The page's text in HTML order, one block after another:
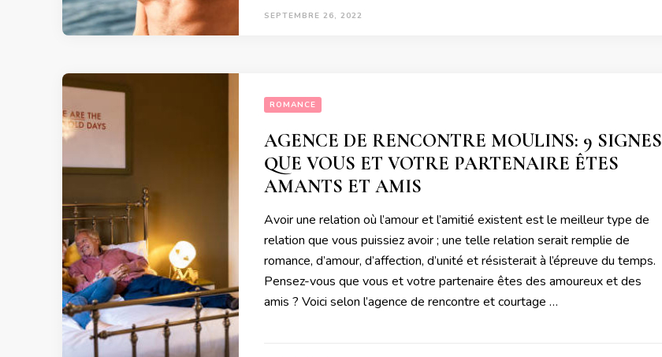
SEPTEMBRE 26, 2022
ROMANCE
AGENCE DE RENCONTRE MOULINS: 9 SIGNES
QUE VOUS ET VOTRE PARTENAIRE ÊTES
AMANTS ET AMIS
Avoir une relation où l’amour et l’amitié existent est le meilleur type de
relation que vous puissiez avoir ; une telle relation serait remplie de
romance, d’amour, d’affection, d’unité et résisterait à l’épreuve du temps.
Pensez-vous que vous et votre partenaire êtes des amoureux et des
amis ? Voici selon l’agence de rencontre et courtage …